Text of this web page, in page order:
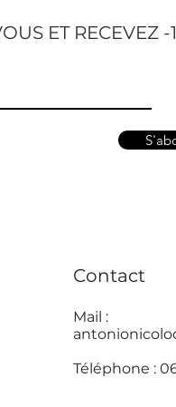
ET RECEVEZ
Contact
Mail :
Téléphone :